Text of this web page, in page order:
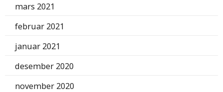
mars 2021
februar 2021
januar 2021
desember 2020
november 2020